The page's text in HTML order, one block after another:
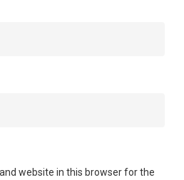
website in this browser for the